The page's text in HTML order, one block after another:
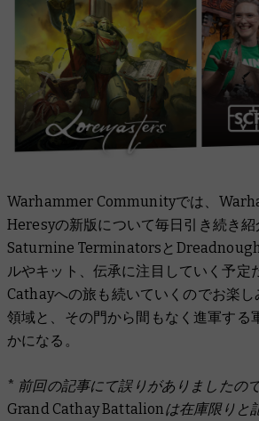
Warhammer Communityでは、
Heresyの新版について毎日引き続き
Saturnine Terminatorsと
ルやキット、伝承に注目していく予定
Cathayへの旅も続いていくのでお楽し
領域と、その門から間もなく進軍する
かになる。
* 前回の記事にて誤りがありましたの
Grand Cathay Battalionは在庫限りと